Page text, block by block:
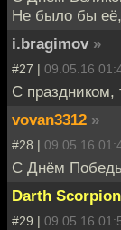
Не было бы
i.bragimov »
#27 | 09.05.16
С
vovan3312 »
#28 | 09.05.16
С Днём
Darth Scorpion
#29 | 09.05.16